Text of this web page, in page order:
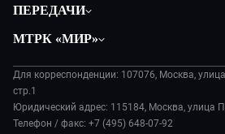
Экономика
Происшествия
Наука и технологии
Культура
ПЕРЕДАЧИ
Евразия. Культурно
Евразия. Регионы
Наши иностранцы
МТРК «МИР»
История
Руководство
Лица мира
Для корреспонденции: 107076, Москва,
стр.1
Юридический адрес: 115184, Москва, улица
Телефон / факс: +7 (495) 648-07-92